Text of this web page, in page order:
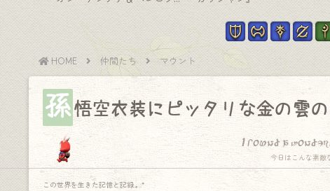
女子Ver.）
HOME 仲間たち マウント
孫悟空衣装にピッタリな金の雲
I found a
今日はこんな素敵
この世界を生きた記憶と記録.｡.:*